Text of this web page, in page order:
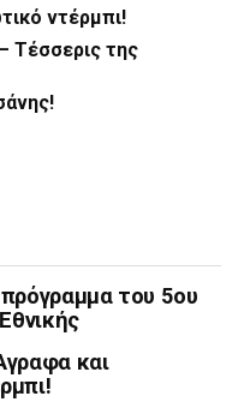
ντέρμπι!
Τέσσερις της
του 5ου
και